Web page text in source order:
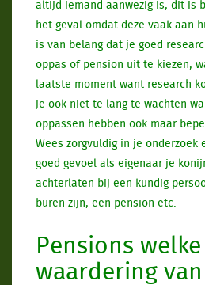
altijd iemand aanwezig is, dit is
het geval omdat deze vaak aan
is van belang dat je goed
oppas of pension uit te kiezen,
laatste moment want research
je ook niet te lang te wachten
oppassen hebben ook maar
Wees zorgvuldig in je onderzoek
goed gevoel als eigenaar je
achterlaten bij een kundig
buren zijn, een pension etc.
Pensions welke
waardering